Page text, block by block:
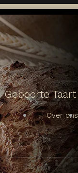
Over ons
Geboorte Taart